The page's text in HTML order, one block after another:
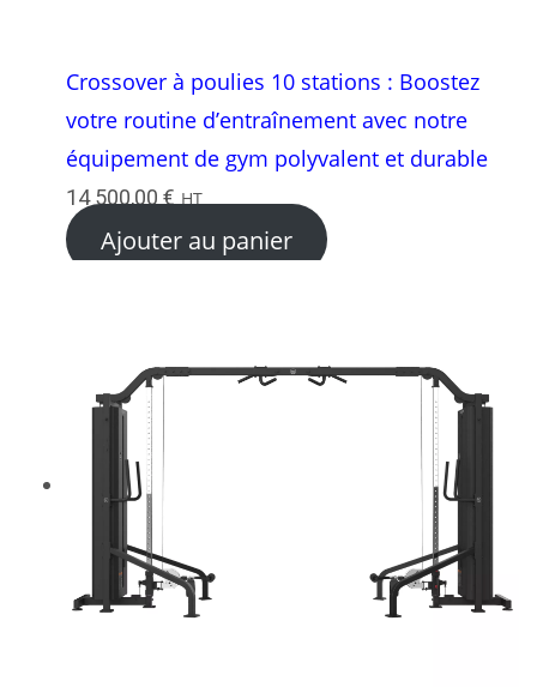
Crossover à poulies 10 stations : Boostez
votre routine d’entraînement avec notre
équipement de gym polyvalent et durable
14 500,00 € HT
Ajouter au panier